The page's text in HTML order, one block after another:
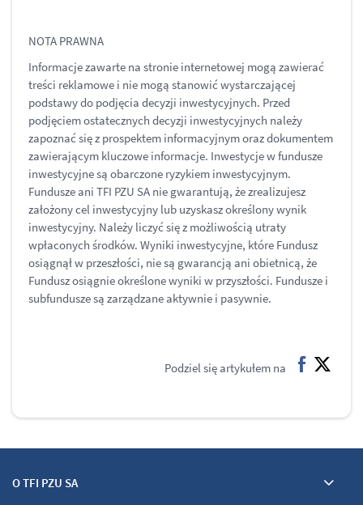
NOTA PRAWNA
Informacje zawarte na stronie internetowej mogą zawierać
treści reklamowe i nie mogą stanowić wystarczającej
podstawy do podjęcia decyzji inwestycyjnych. Przed
podjęciem ostatecznych decyzji inwestycyjnych należy
zapoznać się z prospektem informacyjnym oraz dokumentem
zawierającym kluczowe informacje. Inwestycje w fundusze
inwestycyjne są obarczone ryzykiem inwestycyjnym.
Fundusze ani TFI PZU SA nie gwarantują, że zrealizujesz
założony cel inwestycyjny lub uzyskasz określony wynik
inwestycyjny. Należy liczyć się z możliwością utraty
wpłaconych środków. Wyniki inwestycyjne, które Fundusz
osiągnął w przeszłości, nie są gwarancją ani obietnicą, że
Fundusz osiągnie określone wyniki w przyszłości. Fundusze i
subfundusze są zarządzane aktywnie i pasywnie.
Podziel się artykułem na
O TFI PZU SA